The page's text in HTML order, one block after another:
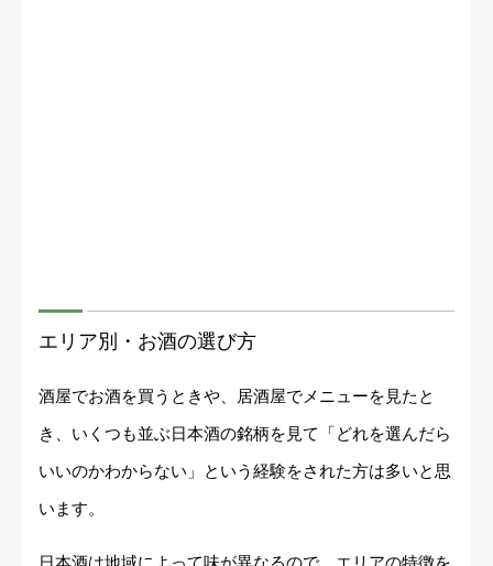
エリア別・お酒の選び方
酒屋でお酒を買うときや、居酒屋でメニューを見たと
き、いくつも並ぶ日本酒の銘柄を見て「どれを選んだら
いいのかわからない」という経験をされた方は多いと思
います。
日本酒は地域によって味が異なるので、エリアの特徴を